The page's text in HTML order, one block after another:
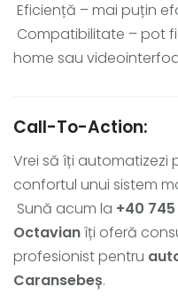
Eficiență – mai puțin
Compatibilitate – pot
home sau
Call-To-Action:
Vrei să îți automatizezi
confortul unui sistem
Sună acum la +40 745
Octavianîți oferă
profesionist pentru
Caransebeș.